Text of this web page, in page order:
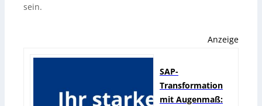
sein.
Anzeige
SAP-
Transformation
mit Augenmaß: